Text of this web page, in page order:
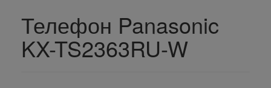
Телефон Panasonic
KX-TS2363RU-W